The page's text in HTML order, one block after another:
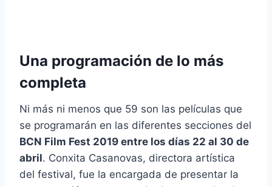
Una programación de lo más
completa
Ni más ni menos que 59 son las películas que
se programarán en las diferentes secciones del
BCN Film Fest 2019 entre los días 22 al 30 de
abril. Conxita Casanovas, directora artística
del festival, fue la encargada de presentar la